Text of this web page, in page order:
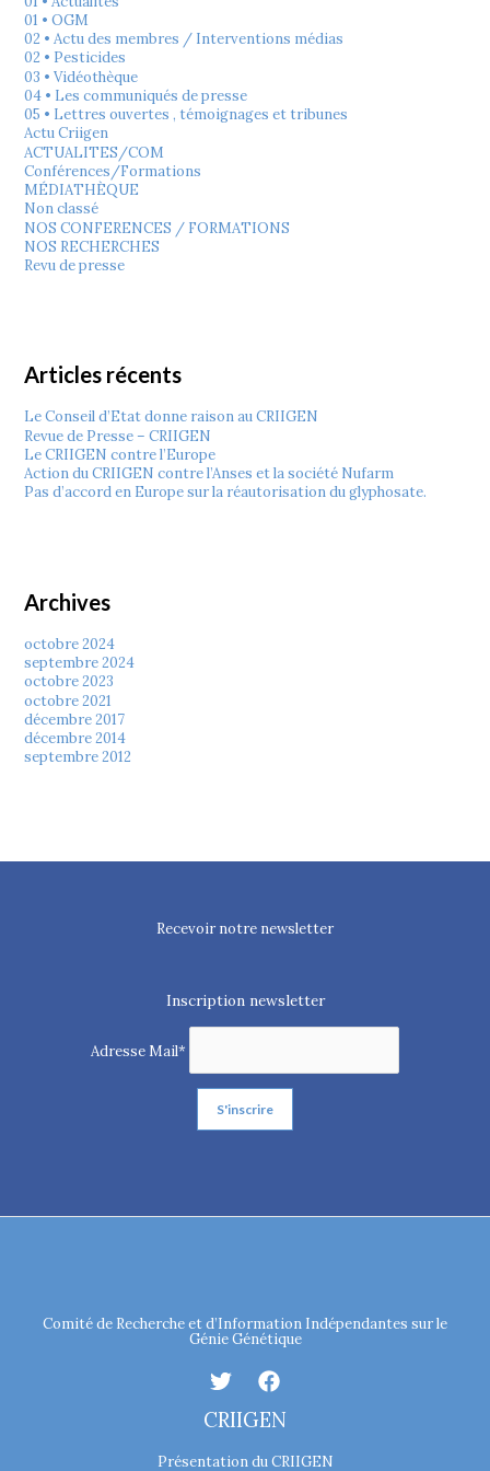
01 • OGM
02 • Actu des membres / Interventions médias
02 • Pesticides
03 • Vidéothèque
04 • Les communiqués de presse
05 • Lettres ouvertes , témoignages et tribunes
Actu Criigen
ACTUALITES/COM
Conférences/Formations
MÉDIATHÈQUE
Non classé
NOS CONFERENCES / FORMATIONS
NOS RECHERCHES
Revu de presse
Articles récents
Le Conseil d’Etat donne raison au CRIIGEN
Revue de Presse – CRIIGEN
Le CRIIGEN contre l’Europe
Action du CRIIGEN contre l’Anses et la société Nufarm
Pas d’accord en Europe sur la réautorisation du glyphosate.
Archives
octobre 2024
septembre 2024
octobre 2023
octobre 2021
décembre 2017
décembre 2014
septembre 2012
Recevoir notre newsletter
Inscription newsletter
Adresse Mail*
Comité de Recherche et d’Information Indépendantes sur le
Génie Génétique
CRIIGEN
Présentation du CRIIGEN